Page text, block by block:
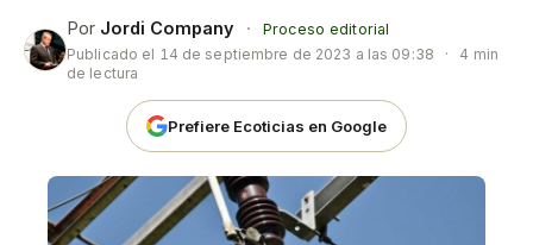
Por Jordi Company ·
Proceso editorial
Publicado el 14 de septiembre de 2023 a las 09:38 ·
4 min
de lectura
Prefiere Ecoticias en Google